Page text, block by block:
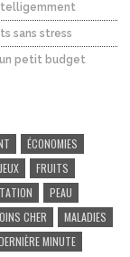
sans stress
un petit budget
ÉCONOMIES
JEUX
FRUITS
PEAU
CHER
MALADIES
MINUTE